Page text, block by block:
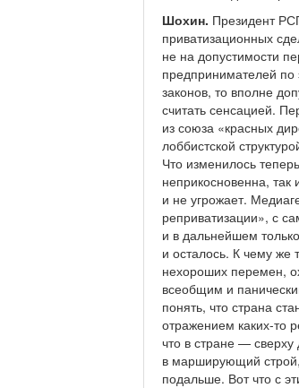
Шохин. Президент
приватизационных
не на допустимости
предпринимателей по
законов, то вполне
считать сенсацией.
из союза «красных
лоббистской
Что изменилось
неприкосновенна, так
и не угрожает.
реприватизации», с
и в дальнейшем
и осталось. К чему же
нехороших перемен,
всеобщим и
понять, что страна
отражением каких-то
что в стране —
в марширующий строй,
подальше. Вот что с